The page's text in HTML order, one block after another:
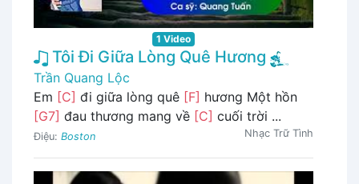
1 Video
Tôi Đi Giữa Lòng Quê Hương
Trần Quang Lộc
Em [C] đi giữa lòng quê [F] hương Một hồn
[G7] đau thương mang về [C] cuối trời ...
Điệu: Boston Nhạc Trữ Tình